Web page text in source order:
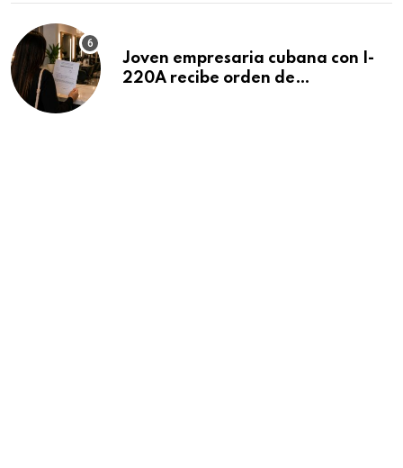
Joven empresaria cubana con I-
220A recibe orden de